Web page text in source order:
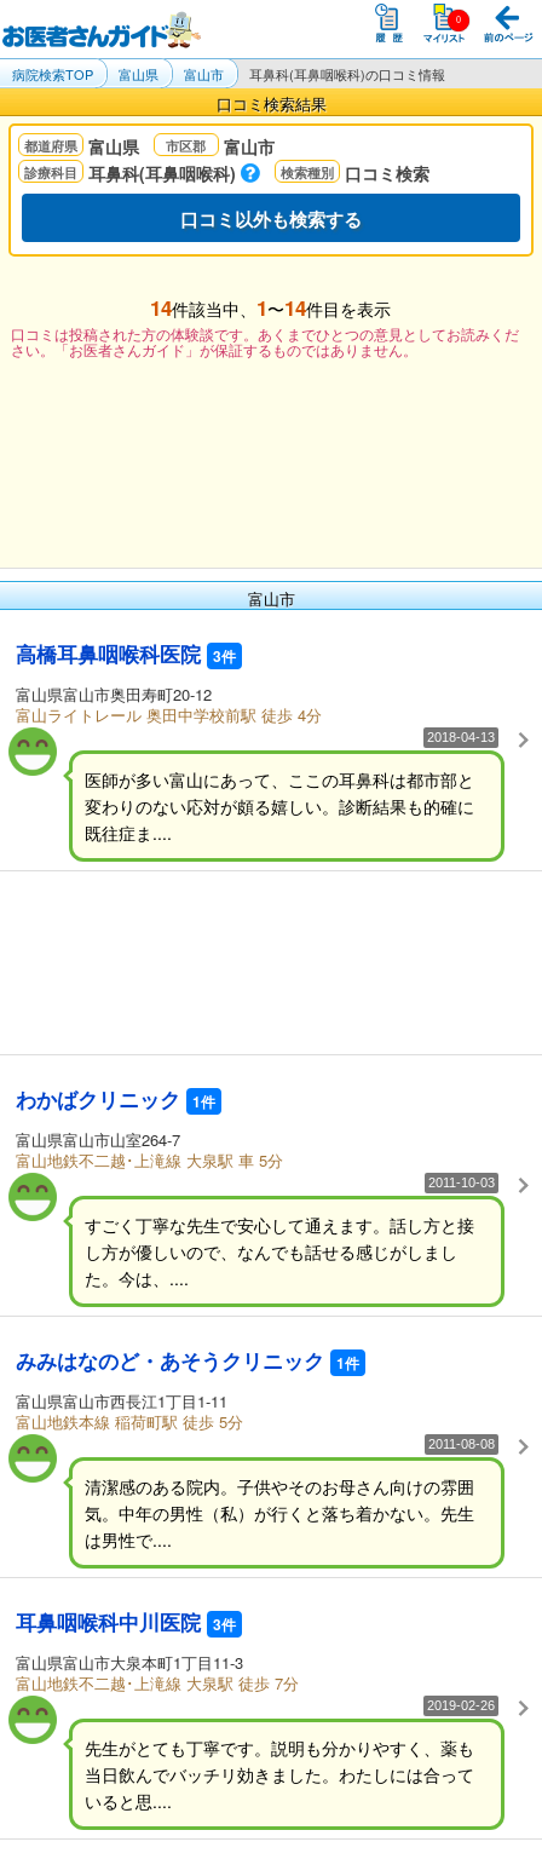
病院検索TOP 富山県 富山市 耳鼻科(耳鼻咽喉科)の口コミ情報
口コミ検索結果
富山県
富山市
耳鼻科(耳鼻咽喉科)
口コミ検索
口コミ以外も検索する
14件該当中、 1〜14件目を表示
口コミは投稿された方の体験談です。あくまでひとつの意見としてお読みくだ
さい。「お医者さんガイド」が保証するものではありません。
富山市
高橋耳鼻咽喉科医院 3件
富山県富山市奥田寿町20-12
富山ライトレール 奥田中学校前駅 徒歩 4分
2018-04-13
医師が多い富山にあって、ここの耳鼻科は都市部と
変わりのない応対が頗る嬉しい。診断結果も的確に
既往症ま....
わかばクリニック 1件
富山県富山市山室264-7
富山地鉄不二越･上滝線 大泉駅 車 5分
2011-10-03
すごく丁寧な先生で安心して通えます。話し方と接
し方が優しいので、なんでも話せる感じがしまし
た。今は、....
みみはなのど・あそうクリニック 1件
富山県富山市西長江1丁目1-11
富山地鉄本線 稲荷町駅 徒歩 5分
2011-08-08
清潔感のある院内。子供やそのお母さん向けの雰囲
気。中年の男性（私）が行くと落ち着かない。先生
は男性で....
耳鼻咽喉科中川医院 3件
富山県富山市大泉本町1丁目11-3
富山地鉄不二越･上滝線 大泉駅 徒歩 7分
2019-02-26
先生がとても丁寧です。説明も分かりやすく、薬も
当日飲んでバッチリ効きました。わたしには合って
いると思....